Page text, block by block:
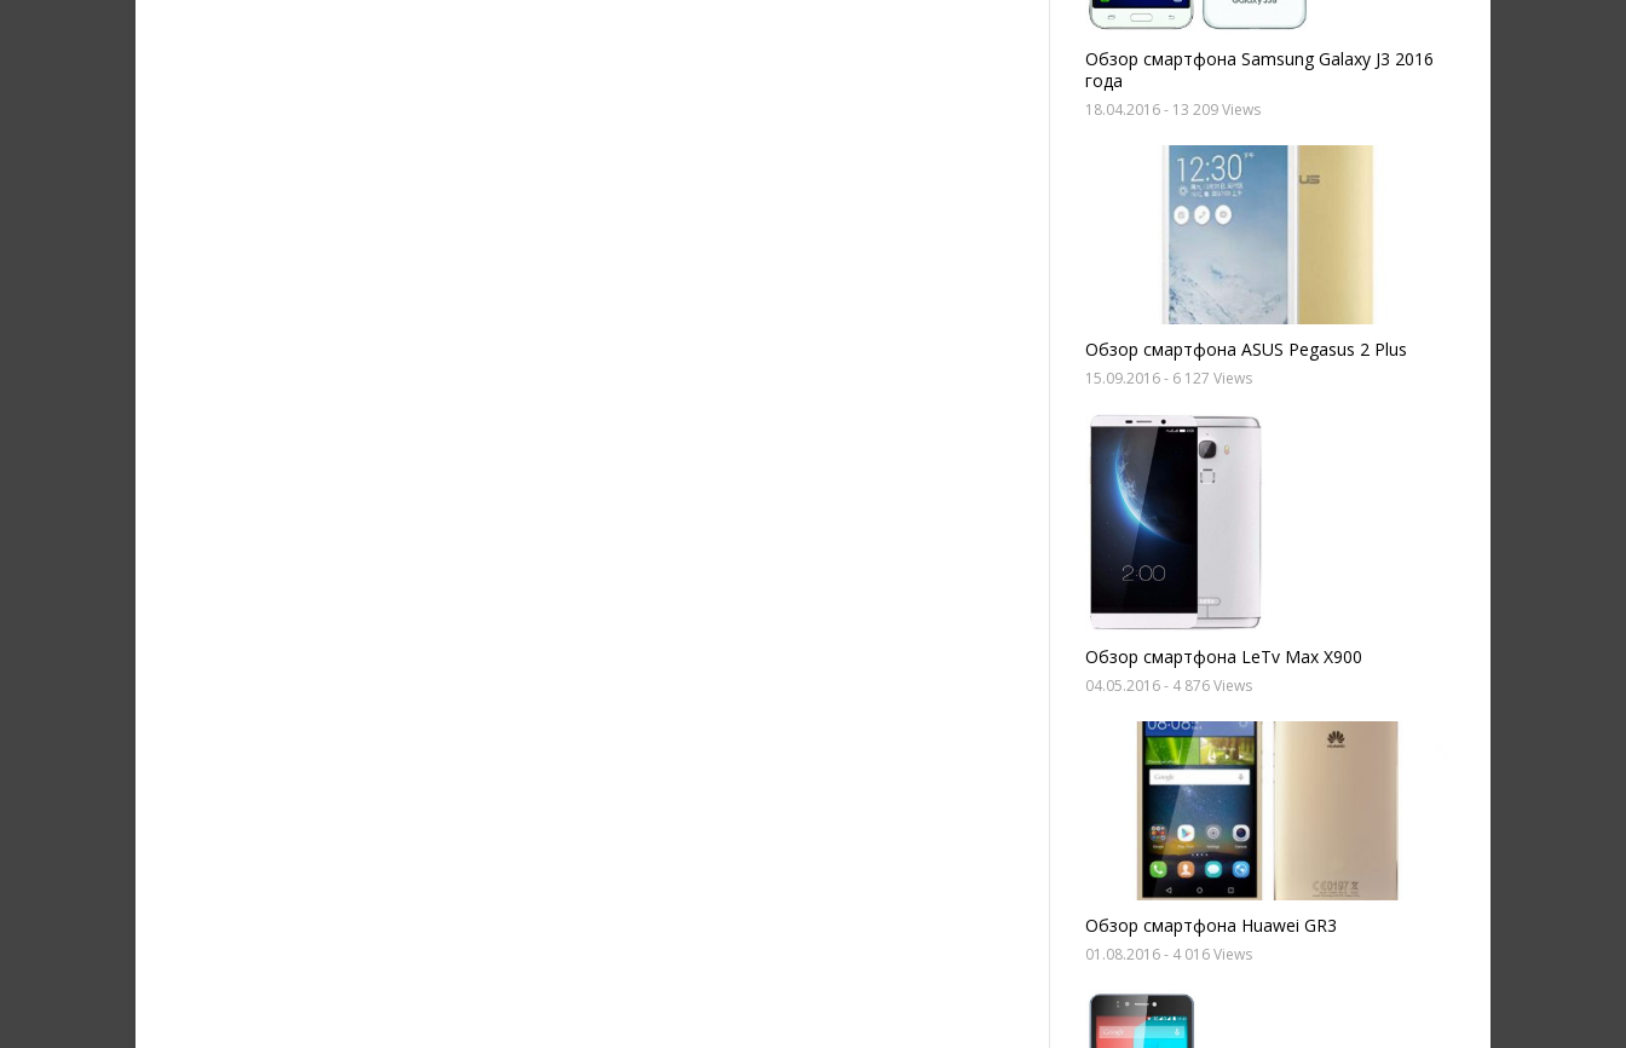
Обзор смартфона Samsung Galaxy J3 2016
года
18.04.2016- 13 209 Views
Обзор смартфона ASUS Pegasus 2 Plus
15.09.2016- 6 127 Views
Обзор смартфона LeTv Max X900
04.05.2016- 4 876 Views
Обзор смартфона Huawei GR3
01.08.2016- 4 016 Views